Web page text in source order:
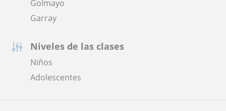
Golmayo
Garray
Niveles de las clases
Niños
Adolescentes